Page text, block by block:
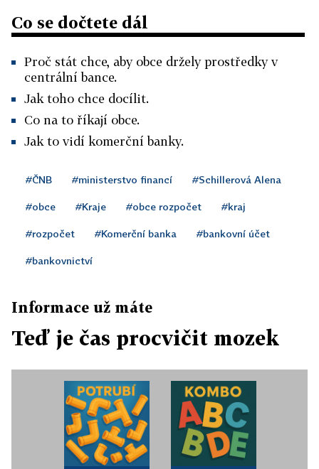
Co se dočtete dál
Proč stát chce, aby obce držely prostředky v
centrální bance.
Jak toho chce docílit.
Co na to říkají obce.
Jak to vidí komerční banky.
#ČNB #ministerstvo financí #Schillerová Alena
#obce #Kraje #obce rozpočet #kraj
#rozpočet #Komerční banka #bankovní účet
#bankovnictví
Informace už máte
Teď je čas procvičit mozek